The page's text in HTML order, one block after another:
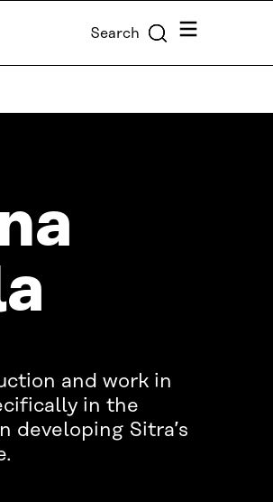
Search Menu
and work in
in the
developing Sitra’s